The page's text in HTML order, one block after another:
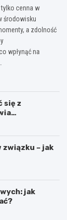
cenna w
środowisku
a zdolność
wpłynąć na
się z
związku – jak
jak